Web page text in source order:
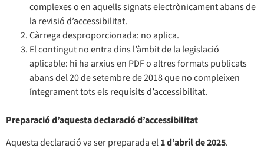
complexes o en aquells signats electrònicament abans de
la revisió d’accessibilitat.
Càrrega desproporcionada: no aplica.
El contingut no entra dins l’àmbit de la legislació
aplicable: hi ha arxius en PDF o altres formats publicats
abans del 20 de setembre de 2018 que no compleixen
íntegrament tots els requisits d’accessibilitat.
Preparació d’aquesta declaració d’accessibilitat
Aquesta declaració va ser preparada el1 d’abril de 2025.